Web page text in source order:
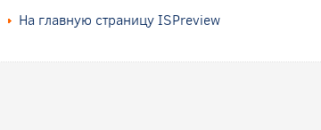
На главную страницу ISPreview